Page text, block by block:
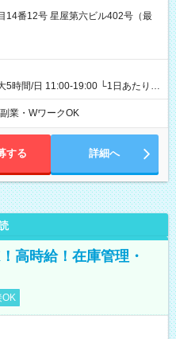
14番12号 星屋第六ビル402号（最
5時間/日 11:00-19:00 └1日あたりの
間帯内であれば、いつでも勤務可
お好きな曜日でご勤務いただけま
由な働き方が可能なお仕事です！
業・WワークOK
する 詳細へ
高時給！在庫管理・
OK